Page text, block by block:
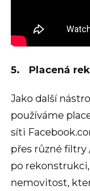
5. Placená
Jako další
používáme
síti
přes různé filtry
po
nemovitost,